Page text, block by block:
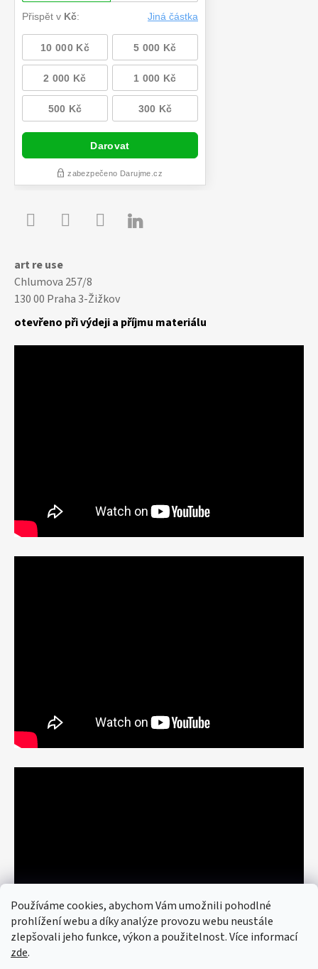
Používáme cookies, abychom Vám umožnili pohodlné
prohlížení webu a díky analýze provozu webu neustále
zlepšovali jeho funkce, výkon a použitelnost. Více informací
zde.

art re use
Chlumova 257/8
130 00 Praha 3-Žižkov
otevřeno při výdeji a příjmu materiálu